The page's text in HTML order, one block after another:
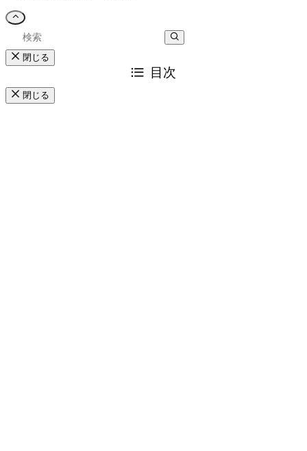
閉じる
目次
閉じる